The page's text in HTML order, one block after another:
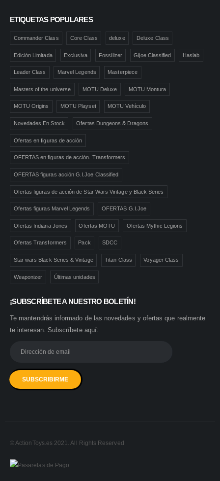
ETIQUETAS POPULARES
Commander Class Core Class deluxe Deluxe Class
Edición Limitada Exclusiva Fossilizer Gijoe Classified Haslab
Leader Class Marvel Legends Masterpiece
Masters of the universe MOTU Deluxe MOTU Montura
MOTU Origins MOTU Playset MOTU Vehículo
Novedades En Stock Ofertas Dungeons & Dragons
Ofertas en figuras de acción
OFERTAS en figuras de acción. Transformers
OFERTAS figuras acción G.I.Joe Classified
Ofertas figuras de acción de Star Wars Vintage y Black Series
Ofertas figuras Marvel Legends OFERTAS G.I.Joe
Ofertas Indiana Jones Ofertas MOTU Ofertas Mythic Legions
Ofertas Transformers Pack SDCC
Star wars Black Series & Vintage Titan Class Voyager Class
Weaponizer Últimas unidades
¡SUBSCRÍBETE A NUESTRO BOLETÍN!
Te mantendrás informado de las novedades y ofertas que realmente
te interesan. Subscríbete aquí:
© ActionToys.es 2021. All Rights Reserved